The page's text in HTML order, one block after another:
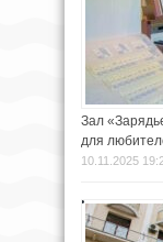
Зал
для
10.11.2025